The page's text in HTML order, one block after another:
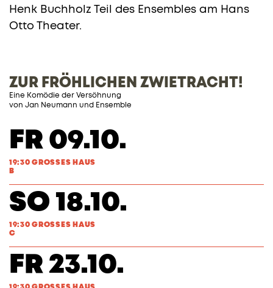
Henk Buchholz Teil des Ensembles am Hans
Otto Theater.
ZUR FRÖHLICHEN ZWIETRACHT!
Eine Komödie der Versöhnung
von Jan Neumann und Ensemble
FR 09.10.
19:30 GROSSES HAUS
B
SO 18.10.
19:30 GROSSES HAUS
C
FR 23.10.